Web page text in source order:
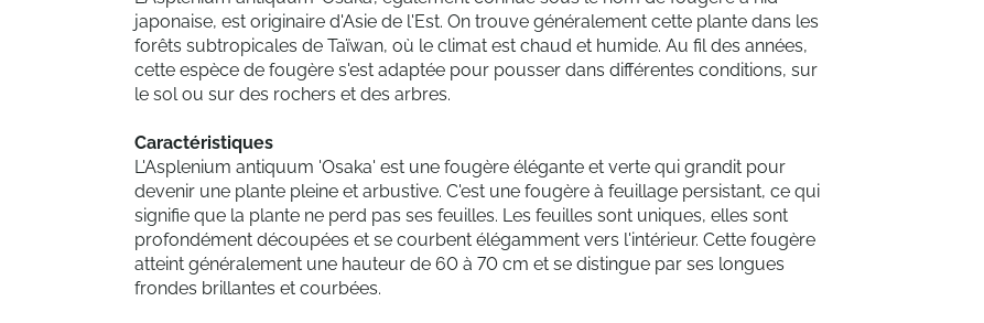
japonaise, est originaire d'Asie de l'Est. On trouve généralement cette plante dans les
forêts subtropicales de Taïwan, où le climat est chaud et humide. Au fil des années,
cette espèce de fougère s'est adaptée pour pousser dans différentes conditions, sur
le sol ou sur des rochers et des arbres.
Caractéristiques
L'Asplenium antiquum 'Osaka' est une fougère élégante et verte qui grandit pour
devenir une plante pleine et arbustive. C'est une fougère à feuillage persistant, ce qui
signifie que la plante ne perd pas ses feuilles. Les feuilles sont uniques, elles sont
profondément découpées et se courbent élégamment vers l'intérieur. Cette fougère
atteint généralement une hauteur de 60 à 70 cm et se distingue par ses longues
frondes brillantes et courbées.